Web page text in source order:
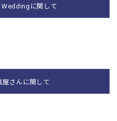
に関して
さんに関して